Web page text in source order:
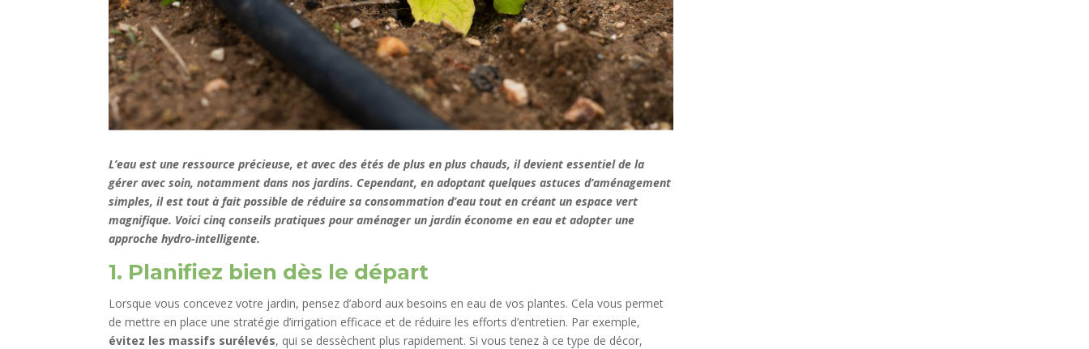
L’eau est une ressource précieuse, et avec des étés de plus en plus chauds, il devient essentiel de la
gérer avec soin, notamment dans nos jardins. Cependant, en adoptant quelques astuces d’aménagement
simples, il est tout à fait possible de réduire sa consommation d’eau tout en créant un espace vert
magnifique. Voici cinq conseils pratiques pour aménager un jardin économe en eau et adopter une
approche hydro-intelligente.
1. Planifiez bien dès le départ
Lorsque vous concevez votre jardin, pensez d’abord aux besoins en eau de vos plantes. Cela vous permet
de mettre en place une stratégie d’irrigation efficace et de réduire les efforts d’entretien. Par exemple,
évitez les massifs surélevés, qui se dessèchent plus rapidement. Si vous tenez à ce type de décor,